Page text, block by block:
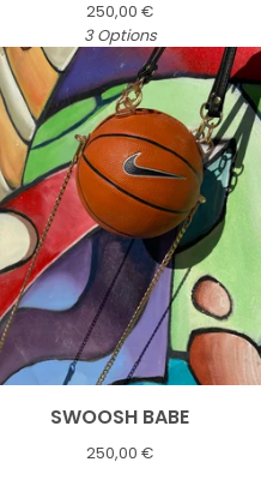
250,00 €
3 Options
SWOOSH BABE
250,00 €